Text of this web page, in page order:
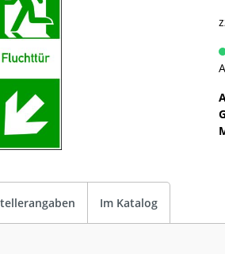
Im Katalog